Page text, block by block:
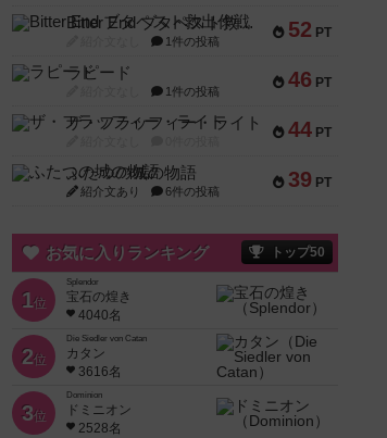
52 PT
Bitter End ブタペスト救出作戦
1件の投稿
46 PT
ラピード
1件の投稿
44 PT
ザ・フラッフィー・ライト
39 PT
ふたつの城の物語
紹介文あり 6件の投稿
お気に入りランキング トップ50
1位
Splendor
宝石の煌き
4040名
2位
Die Siedler von Catan
カタン
3616名
3位
Dominion
ドミニオン
2528名